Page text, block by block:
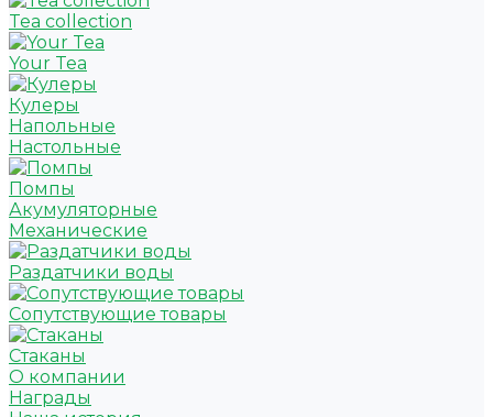
Tea collection
Your Tea
Кулеры
Напольные
Настольные
Помпы
Акумуляторные
Механические
Раздатчики воды
Сопутствующие товары
Стаканы
О компании
Награды